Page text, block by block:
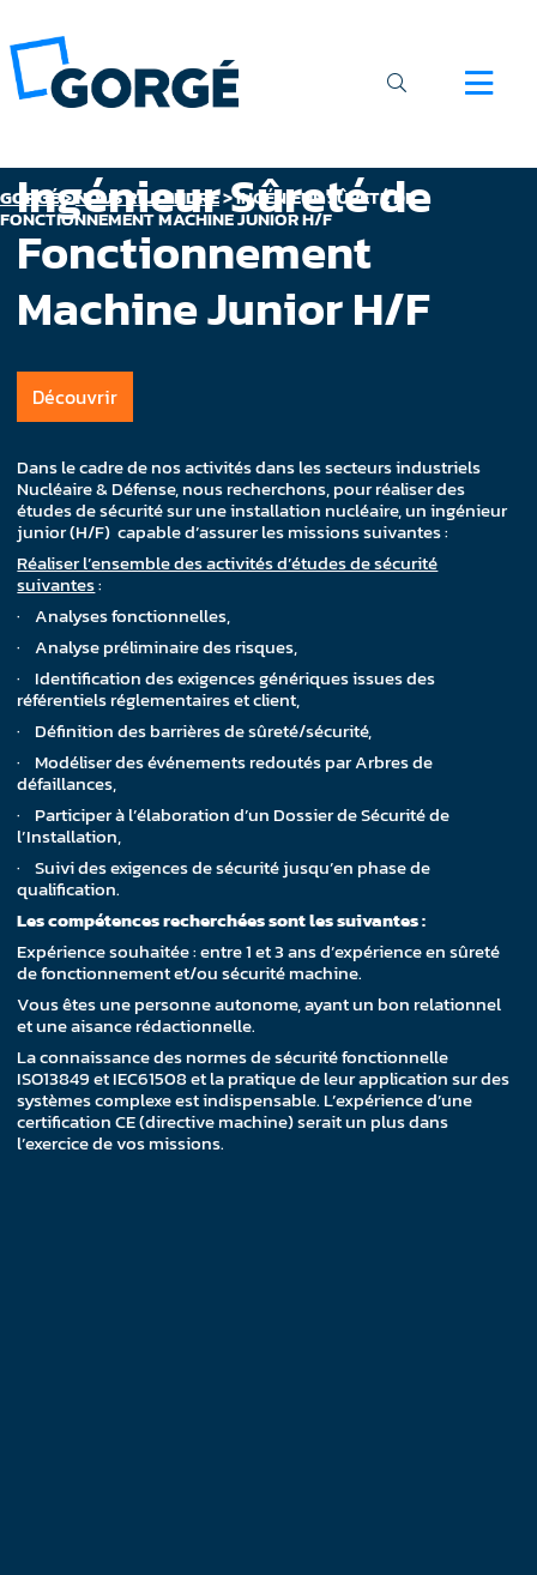
GORGÉ>NOUS REJOINDRE>INGÉNIEUR SÛRETÉ DE
FONCTIONNEMENT MACHINE JUNIOR H/F
Ingénieur Sûreté de
Fonctionnement
Machine Junior H/F
Découvrir
Dans le cadre de nos activités dans les secteurs industriels
Nucléaire & Défense, nous recherchons, pour réaliser des
études de sécurité sur une installation nucléaire, un ingénieur
junior (H/F) capable d’assurer les missions suivantes :
Réaliser l’ensemble des activités d’études de sécurité
suivantes:
· Analyses fonctionnelles,
· Analyse préliminaire des risques,
· Identification des exigences génériques issues des
référentiels réglementaires et client,
· Définition des barrières de sûreté/sécurité,
· Modéliser des événements redoutés par Arbres de
défaillances,
· Participer à l’élaboration d’un Dossier de Sécurité de
l’Installation,
· Suivi des exigences de sécurité jusqu’en phase de
qualification.
Les compétences recherchées sont les suivantes :
Expérience souhaitée : entre 1 et 3 ans d’expérience en sûreté
de fonctionnement et/ou sécurité machine.
Vous êtes une personne autonome, ayant un bon relationnel
et une aisance rédactionnelle.
La connaissance des normes de sécurité fonctionnelle
ISO13849 et IEC61508 et la pratique de leur application sur des
systèmes complexe est indispensable. L’expérience d’une
certification CE (directive machine) serait un plus dans
l’exercice de vos missions.